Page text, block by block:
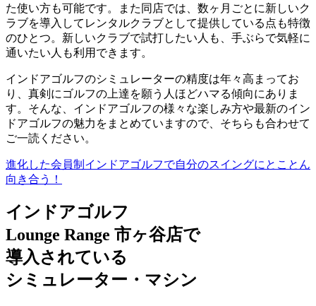
た使い方も可能です。また同店では、 数ヶ月ごとに新しいク
ラブを導入してレンタルクラブとして提供している点も特徴
のひとつ。新しいクラブで試打したい人も、手ぶらで気軽に
通いたい人も利用できます。
インドアゴルフのシミュレーターの精度は年々高まってお
り、真剣にゴルフの 上達を願う人ほどハマる傾向にありま
す。そんな、インドアゴルフの様々な楽しみ方や最新のイン
ドアゴルフの魅力をまとめていますので、そちらも合わせて
ご一読ください。
進化した会員制インドアゴルフで自分のスイングにとことん
向き合う！
インドアゴルフ
Lounge Range 市ヶ谷店で
導入されている
シミュレーター・マシン